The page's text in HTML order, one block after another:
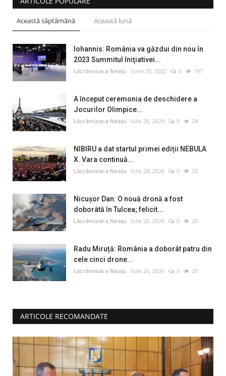
Această săptămână Această lună
Iohannis: România va găzdui din nou în
2023 Summitul Iniţiativei...
Lăcrămioara Neațu Iunie 20, 2022 0 197
A început ceremonia de deschidere a
Jocurilor Olimpice...
Lăcrămioara Neațu Iulie 26, 2024 0 24
NIBIRU a dat startul primei ediții NEBULA
X. Vara continuă...
Lăcrămioara Neațu Iulie 24, 2026 0 20
Nicușor Dan: O nouă dronă a fost
doborâtă în Tulcea; felicit...
Lăcrămioara Neațu Iulie 26, 2026 0 20
Radu Miruță: România a doborât patru din
cele cinci drone...
Lăcrămioara Neațu Iulie 26, 2026 0 20
ARTICOLE RECOMANDATE